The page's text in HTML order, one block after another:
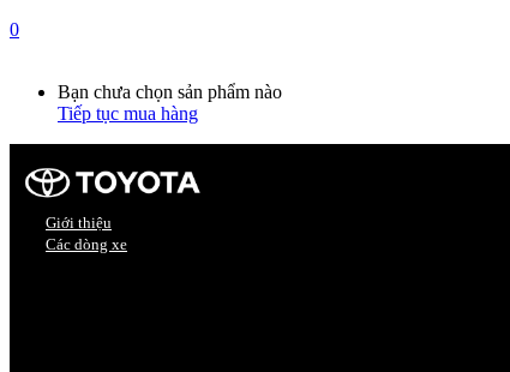
0
Bạn chưa chọn sản phẩm nào
Tiếp tục mua hàng
Giới thiệu
Các dòng xe